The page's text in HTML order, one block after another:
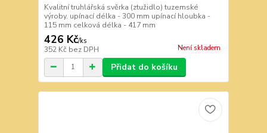
Kvalitní truhlářská svěrka (ztužidlo) tuzemské
výroby. upínací délka - 300 mm upínací hloubka -
115 mm celková délka - 417 mm
426 Kč/ks
352 Kč bez DPH Není skladem
Přidat do košíku